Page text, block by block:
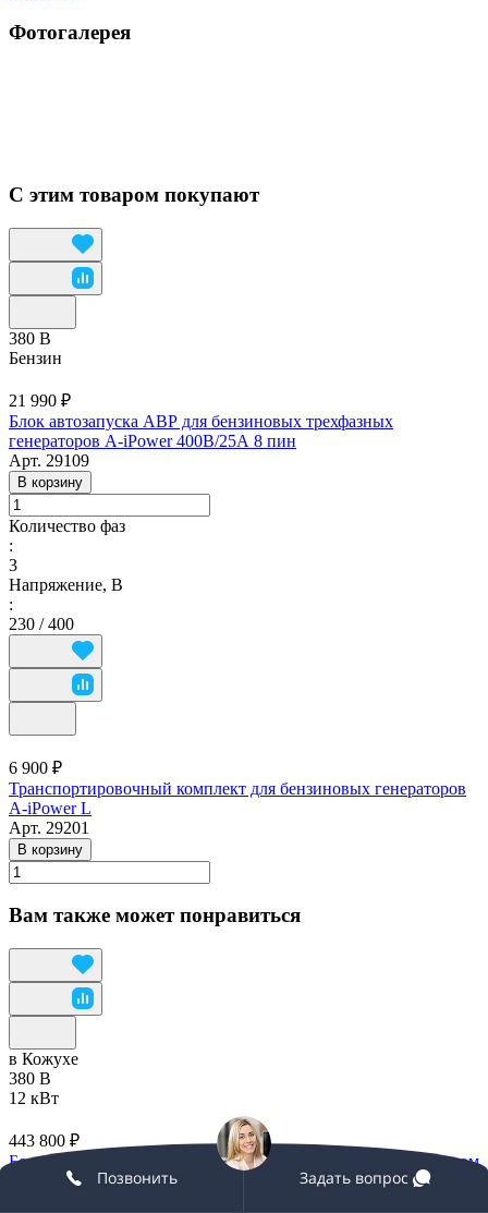
Фотогалерея
С этим товаром покупают
380 В
Бензин
21 990 ₽
Блок автозапуска АВР для бензиновых трехфазных
генераторов A-iPower 400В/25А 8 пин
Арт. 29109
В корзину
Количество фаз
:
3
Напряжение, В
:
230 / 400
6 900 ₽
Транспортировочный комплект для бензиновых генераторов
A-iPower L
Арт. 29201
В корзину
Вам также может понравиться
в Кожухе
380 В
12 кВт
443 800 ₽
Бензиновый генератор в зимнем супер тихом Кожухе с блоком
АВР A-iPower A13000TEAX/1700SSW RAL 7024 трехфазный
Позвонить Задать вопрос